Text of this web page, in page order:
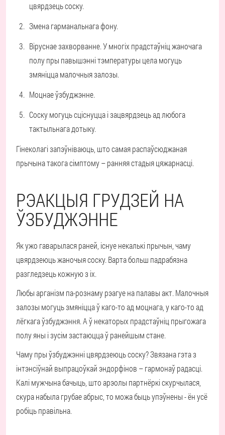
цвярдзець соску.
Змена гарманальнага фону.
Віруснае захворванне. У многіх прадстаўніц жаночага
полу пры павышэнні тэмпературы цела могуць
змяніцца малочныя залозы.
Моцнае ўзбуджэнне.
Соску могуць сціснуцца і зацвярдзець ад любога
тактыльнага дотыку.
Гінеколагі запэўніваюць, што самая распаўсюджаная
прычына такога сімптому – ранняя стадыя цяжарнасці.
РЭАКЦЫЯ ГРУДЗЕЙ НА
ЎЗБУДЖЭННЕ
Як ужо гаварылася раней, існуе некалькі прычын, чаму
цвярдзеюць жаночыя соску. Варта больш падрабязна
разгледзець кожную з іх.
Любы арганізм па-рознаму рэагуе на палавы акт. Малочныя
залозы могуць змяніцца ў каго-то ад моцнага, у каго-то ад
лёгкага ўзбуджэння. А ў некаторых прадстаўніц прыгожага
полу яны і зусім застаюцца ў ранейшым стане.
Чаму пры ўзбуджэнні цвярдзеюць соску? Звязана гэта з
інтэнсіўнай выпрацоўкай эндорфінов – гармонаў радасці.
Калі мужчына бачыць, што арэолы партнёркі скурчылася,
скура набыла грубае абрыс, то можа быць упэўнены - ён усё
робіць правільна.